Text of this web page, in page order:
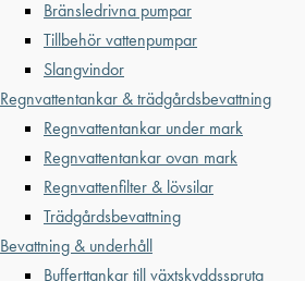
Bränsledrivna pumpar
Tillbehör vattenpumpar
Slangvindor
Regnvattentankar & trädgårdsbevattning
Regnvattentankar under mark
Regnvattentankar ovan mark
Regnvattenfilter & lövsilar
Trädgårdsbevattning
Bevattning & underhåll
Bufferttankar till växtskyddsspruta